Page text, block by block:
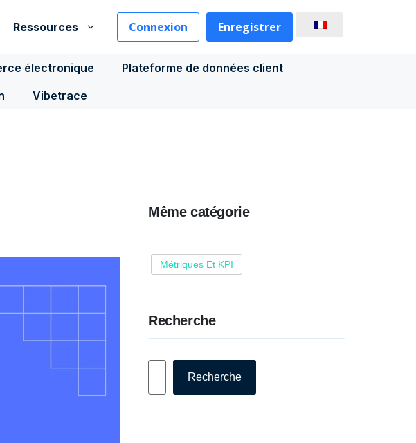
Ressources Connexion Enregistrer
électronique
Plateforme de données client
Vibetrace
Même catégorie
Métriques Et KPI
Recherche
Recherche